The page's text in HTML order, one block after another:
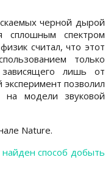
черной дырой
сплошным спектром
считал, что этот
только
лишь от
позволил
на модели звуковой
Nature.
найден способ добыть